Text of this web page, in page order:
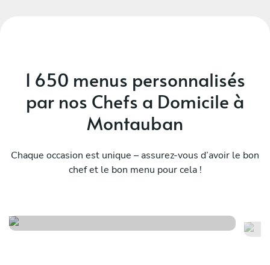
1 650 menus personnalisés
par nos Chefs a Domicile à
Montauban
Chaque occasion est unique – assurez-vous d’avoir le bon
chef et le bon menu pour cela !